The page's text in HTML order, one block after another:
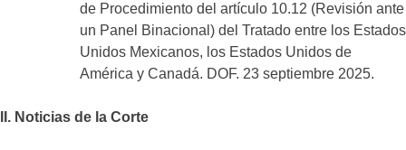
de Procedimiento del artículo 10.12 (Revisión ante
un Panel Binacional) del Tratado entre los Estados
Unidos Mexicanos, los Estados Unidos de
América y Canadá. DOF. 23 septiembre 2025.
II. Noticias de la Corte